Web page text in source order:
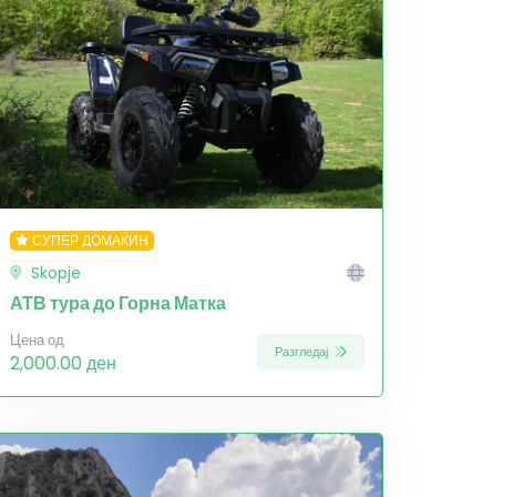
СУПЕР ДОМАЌИН
Skopje
АТВ тура до Горна Матка
Цена од
2,000.00 ден Разгледај